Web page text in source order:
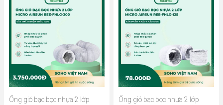
Ống gió bạc bọc nhựa 2 lớp
Ống gió bạc bọc nhựa 2 lớp